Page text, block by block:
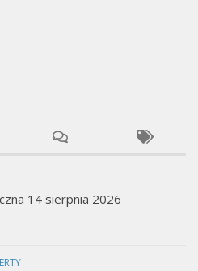
14 sierpnia 2026